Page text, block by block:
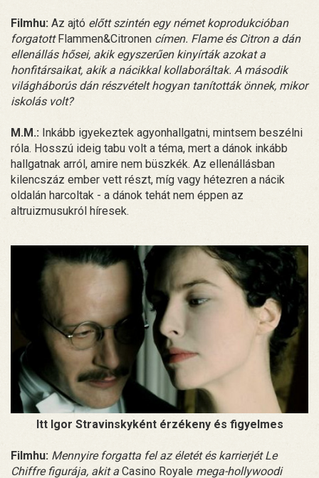
Filmhu: Az ajtó előtt szintén egy német koprodukcióban
forgatott Flammen&Citronen címen. Flame és Citron a dán
ellenállás hősei, akik egyszerűen kinyírták azokat a
honfitársaikat, akik a nácikkal kollaboráltak. A második
világháborús dán részvételt hogyan tanították önnek, mikor
iskolás volt?
M.M.: Inkább igyekeztek agyonhallgatni, mintsem beszélni
róla. Hosszú ideig tabu volt a téma, mert a dánok inkább
hallgatnak arról, amire nem büszkék. Az ellenállásban
kilencszáz ember vett részt, míg vagy hétezren a nácik
oldalán harcoltak - a dánok tehát nem éppen az
altruizmusukról híresek.
Itt Igor Stravinskyként érzékeny és figyelmes
Filmhu: Mennyire forgatta fel az életét és karrierjét Le
Chiffre figurája, akit a Casino Royale mega-hollywoodi